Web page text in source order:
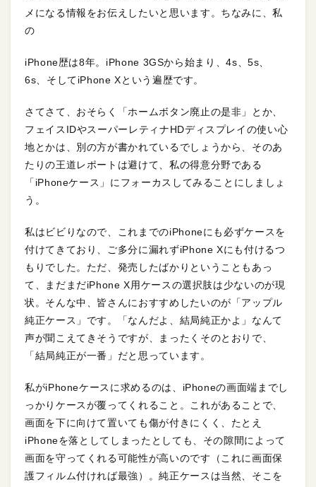
メになる情報をお伝えしたいと思います。ちなみに、私
の
iPhone歴は8年。iPhone 3GSから始まり、4s、5s、
6s、そしてiPhone Xという遍歴です。
さてさて、おそらく「ホームボタン廃止の是非」とか、
フェイスIDやスーパーレティナHDディスプレイの使い心
地とかは、別の方が書かれているでしょうから、そのあ
たりの王道レポートは避けて、私の得意分野である
「iPhoneケース」にフォーカスしてみることにしましょ
う。
私はビビりなので、これまでのiPhoneにも必ずケースを
付けてきており、ご多分に漏れずiPhone Xにも付けるつ
もりでした。ただ、発売したばかりということもあっ
て、まだまだiPhone X用ケースの選択肢は少ないのが現
状。そんな中、皆さんにおすすめしたいのが「アップル
純正ケース」です。「なんだよ、結局純正かよ」なんて
声が聞こえてきそうですが、まったくそのとおりで、
「結局純正が一番」だと思っています。
私がiPhoneケースに求めるのは、iPhoneの画面端までし
っかりケースが覆ってくれること。これがあることで、
画面を下に向けて置いても傷が付きにくく、たとえ
iPhoneを落としてしまったとしても、その隙間によって
画面を守ってくれる可能性が高いのです（これに画面保
護フィルム付ければ最強）。純正ケースは当然、そこを